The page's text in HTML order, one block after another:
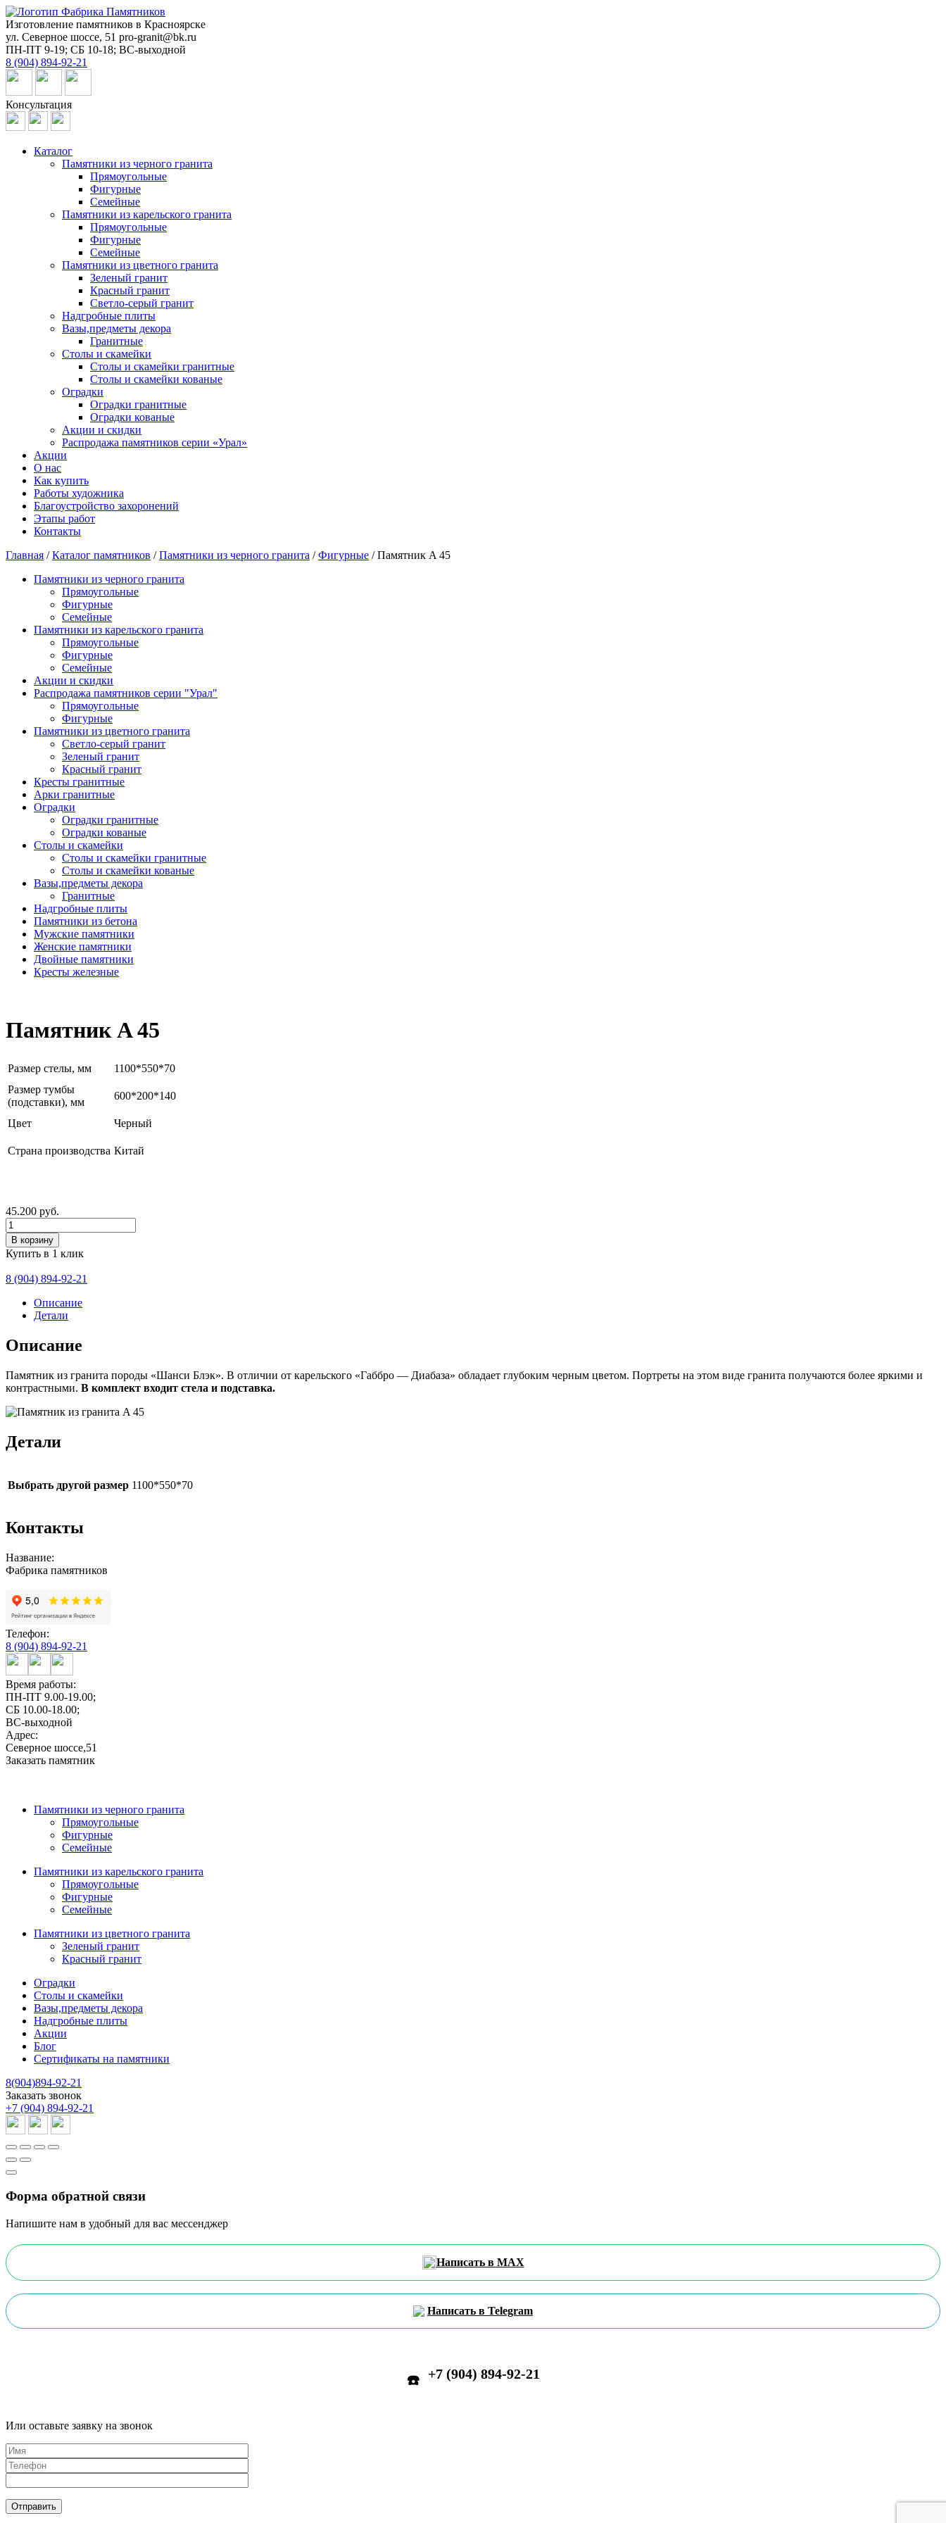
Изготовление памятников в Красноярске
ул. Северное шоссе, 51 pro-granit@bk.ru
ПН-ПТ 9-19; СБ 10-18; ВС-выходной
8 (904) 894-92-21
Консультация
Каталог
Памятники из черного гранита
Прямоугольные
Фигурные
Семейные
Памятники из карельского гранита
Прямоугольные
Фигурные
Семейные
Памятники из цветного гранита
Зеленый гранит
Красный гранит
Светло-серый гранит
Надгробные плиты
Вазы,предметы декора
Гранитные
Столы и скамейки
Столы и скамейки гранитные
Столы и скамейки кованые
Оградки
Оградки гранитные
Оградки кованые
Акции и скидки
Распродажа памятников серии «Урал»
Акции
О нас
Как купить
Работы художника
Благоустройство захоронений
Этапы работ
Контакты
Главная /Каталог памятников /Памятники из черного гранита /Фигурные / Памятник A 45
Памятники из черного гранита
Прямоугольные
Фигурные
Семейные
Памятники из карельского гранита
Прямоугольные
Фигурные
Семейные
Акции и скидки
Распродажа памятников серии "Урал"
Прямоугольные
Фигурные
Памятники из цветного гранита
Светло-серый гранит
Зеленый гранит
Красный гранит
Кресты гранитные
Арки гранитные
Оградки
Оградки гранитные
Оградки кованые
Столы и скамейки
Столы и скамейки гранитные
Столы и скамейки кованые
Вазы,предметы декора
Гранитные
Надгробные плиты
Памятники из бетона
Мужские памятники
Женские памятники
Двойные памятники
Кресты железные
Памятник A 45
Размер стелы, мм
1100*550*70
Размер тумбы
(подставки), мм
600*200*140
Цвет Черный
Страна производства Китай
45.200 руб.
Количество
В корзину
Купить в 1 клик
8 (904) 894-92-21
Описание
Детали
Описание
Памятник из гранита породы «Шанси Блэк». В отличии от карельского «Габбро — Диабаза» обладает глубоким черным цветом. Портреты на этом виде гранита получаются более яркими и
контрастными. В комплект входит стела и подставка.
Детали
Выбрать другой размер 1100*550*70
Контакты
Название:
Фабрика памятников
Телефон:
8 (904) 894-92-21
Время работы:
ПН-ПТ 9.00-19.00;
СБ 10.00-18.00;
ВС-выходной
Адрес:
Северное шоссе,51
Заказать памятник
Памятники из черного гранита
Прямоугольные
Фигурные
Семейные
Памятники из карельского гранита
Прямоугольные
Фигурные
Семейные
Памятники из цветного гранита
Зеленый гранит
Красный гранит
Оградки
Столы и скамейки
Вазы,предметы декора
Надгробные плиты
Акции
Блог
Сертификаты на памятники
8(904)894-92-21
Заказать звонок
+7 (904) 894-92-21
Форма обратной связи
Напишите нам в удобный для вас мессенджер
Написать в MAX
Написать в Telegram
☎️ +7 (904) 894-92-21
Или оставьте заявку на звонок